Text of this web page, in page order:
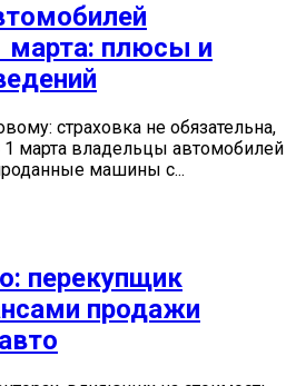
марта: плюсы и
страховка не обязательна,
марта владельцы автомобилей
машины с...
перекупщик
продажи